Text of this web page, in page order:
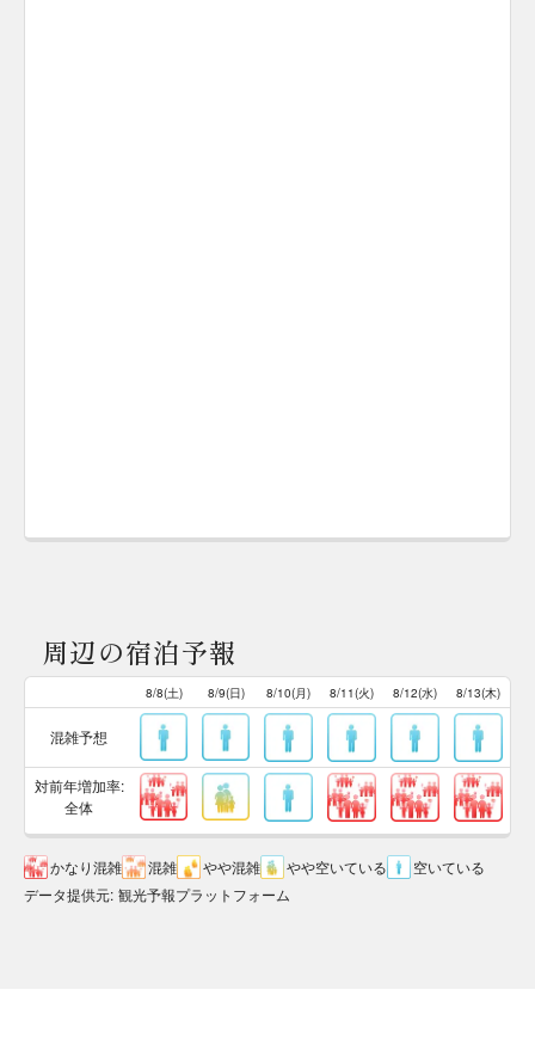
周辺の宿泊予報
8/8(土) 8/9(日) 8/10(月) 8/11(火) 8/12(水) 8/13(木)
混雑予想
対前年増加率:
全体
かなり混雑 混雑 やや混雑 やや空いている
空いている
データ提供元: 観光予報プラットフォーム